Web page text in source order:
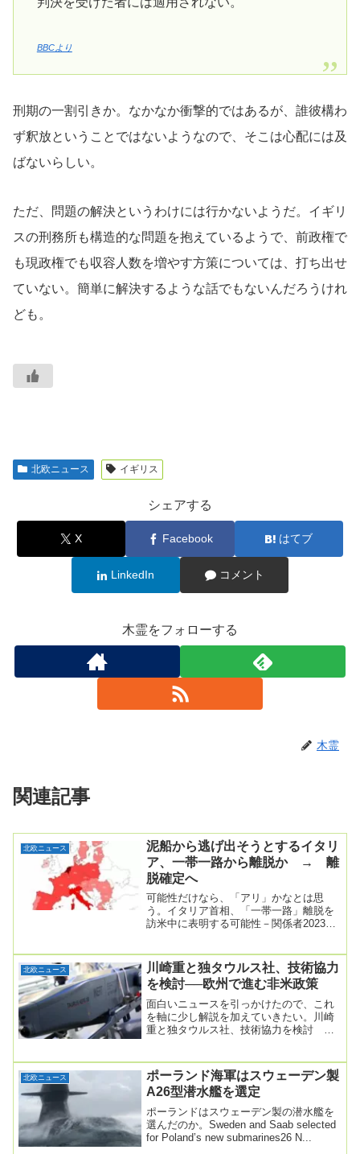
BBCより
刑期の一割引きか。なかなか衝撃的ではあるが、誰彼構わ
ず釈放ということではないようなので、そこは心配には及
ばないらしい。
ただ、問題の解決というわけには行かないようだ。イギリ
スの刑務所も構造的な問題を抱えているようで、前政権で
も現政権でも収容人数を増やす方策については、打ち出せ
ていない。簡単に解決するような話でもないんだろうけれ
ども。
北欧ニュース イギリス
シェアする
X Facebook はてブ
LinkedIn コメント
木霊をフォローする
木霊
関連記事
北欧ニュース
泥船から逃げ出そうとするイタリ
ア、一帯一路から離脱か → 離
脱確定へ
可能性だけなら、「アリ」かなとは思
う。イタリア首相、「一帯一路」離脱を
訪米中に表明する可能性－関係者2023年
北欧ニュース
川崎重と独タウルス社、技術協力
を検討──欧州で進む非米政策
面白いニュースを引っかけたので、これ
を軸に少し解説を加えていきたい。川崎
重と独タウルス社、技術協力を検討 巡
北欧ニュース
ポーランド海軍はスウェーデン製
A26型潜水艦を選定
ポーランドはスウェーデン製の潜水艦を
選んだのか。Sweden and Saab selected
for Poland’s new submarines26 N...